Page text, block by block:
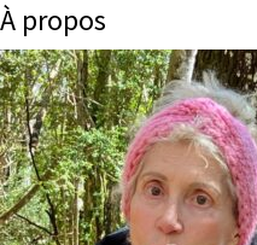
À propos